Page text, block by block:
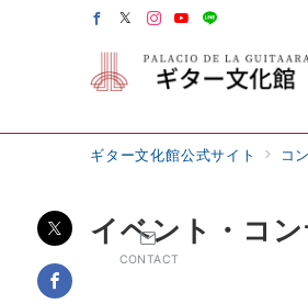
CONTACT
ギター文化館公式サイト コ
イベント・コ